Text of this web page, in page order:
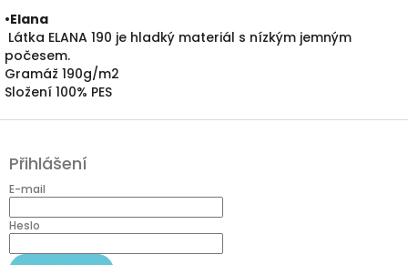
•Elana
Látka ELANA 190 je hladký materiál s nízkým jemným
počesem.
Gramáž 190g/m2
Složení 100% PES
Z
p
a
Přihlášení
E-mail
Heslo